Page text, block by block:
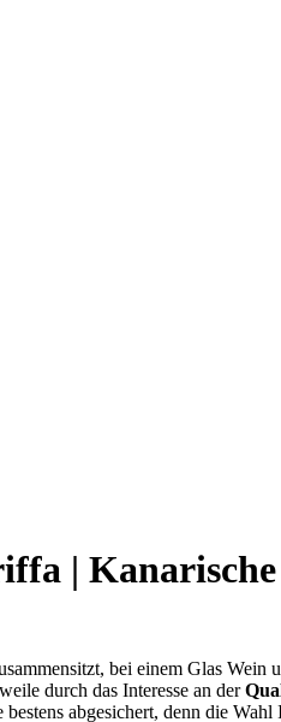
|
bei einem Glas
durch das Interesse an der
abgesichert, denn die